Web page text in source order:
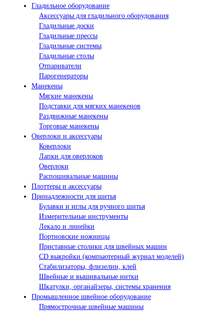
Гладильное оборудование
Аксессуары для гладильного оборудования
Гладильные доски
Гладильные прессы
Гладильные системы
Гладильные столы
Отпариватели
Парогенераторы
Манекены
Мягкие манекены
Подставки для мягких манекенов
Раздвижные манекены
Торговые манекены
Оверлоки и аксессуары
Коверлоки
Лапки для оверлоков
Оверлоки
Распошивальные машины
Плоттеры и аксессуары
Принадлежности для шитья
Булавки и иглы для ручного шитья
Измерительные инструменты
Лекало и линейки
Портновские ножницы
Приставные столики для швейных машин
СD выкройки (компьютерный журнал моделей)
Стабилизаторы, флизелин, клей
Швейные и вышивальные нитки
Шкатулки, органайзеры, системы хранения
Промышленное швейное оборудование
Прямострочные швейные машины